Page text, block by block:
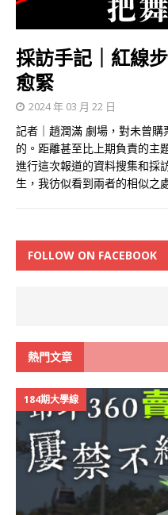
採訪手記｜紅線
愈緊
2024 年 03 月 22 日
記者｜趙潤滿 劇場，對未曾
的。距離甚至比上期負責的
進行這次報道的資料搜集和採
生，我彷似看到兩者的相似之
FOLLOW ON FACEBOOK
熱門文章
184期大學線